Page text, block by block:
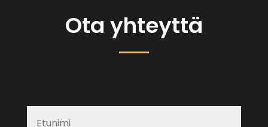
Ota yhteyttä